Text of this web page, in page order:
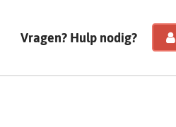
Vragen? Hulp nodig?